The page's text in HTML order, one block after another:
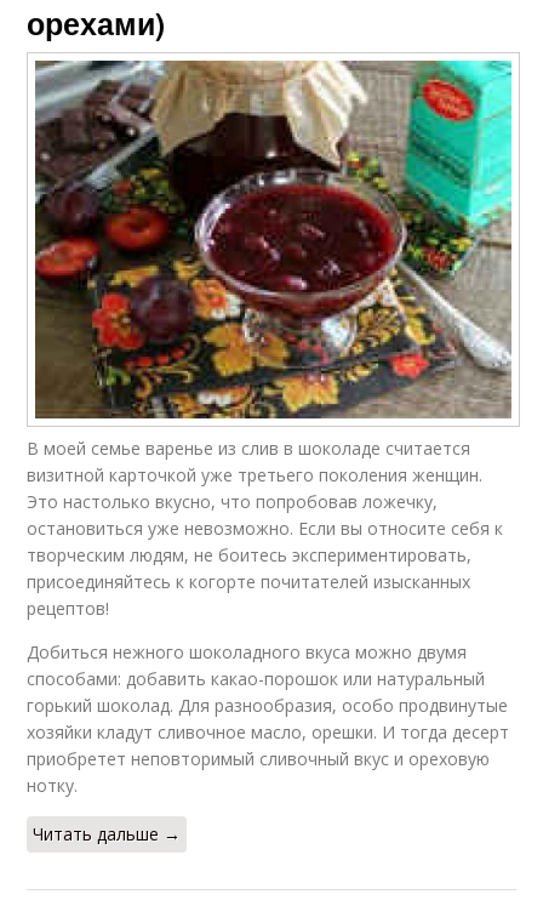
орехами)
В моей семье варенье из слив в шоколаде считается
визитной карточкой уже третьего поколения женщин.
Это настолько вкусно, что попробовав ложечку,
остановиться уже невозможно. Если вы относите себя к
творческим людям, не боитесь экспериментировать,
присоединяйтесь к когорте почитателей изысканных
рецептов!
Добиться нежного шоколадного вкуса можно двумя
способами: добавить какао-порошок или натуральный
горький шоколад. Для разнообразия, особо продвинутые
хозяйки кладут сливочное масло, орешки. И тогда десерт
приобретет неповторимый сливочный вкус и ореховую
нотку.
Читать дальше →